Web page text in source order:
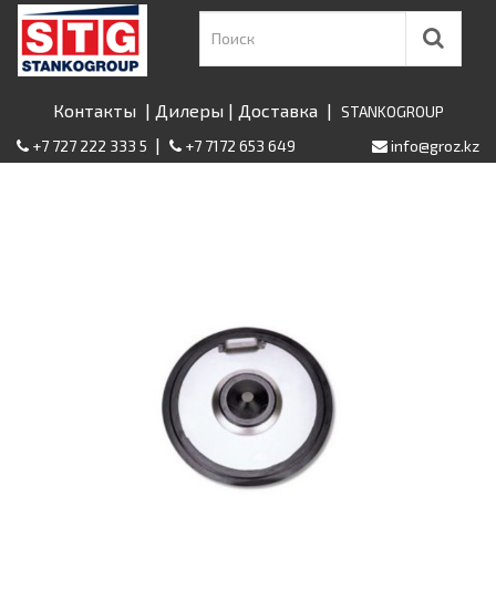
Контакты | Дилеры | Доставка | STANKOGROUP
+7 727 222 333 5 | +7 7172 653 649 info@groz.kz